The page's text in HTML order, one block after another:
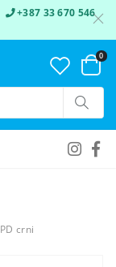
+387 33 670 546
0
crni